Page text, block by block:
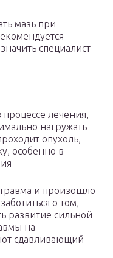
мазь при
–
специалист
лечения,
нагружать
опухоль,
особенно в
и произошло
о том,
развитие сильной
на
сдавливающий